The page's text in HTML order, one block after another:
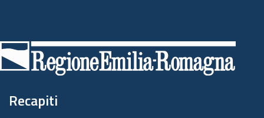
di
pagina
Recapiti